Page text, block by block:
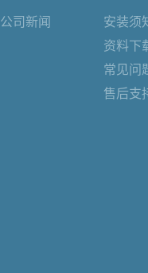
公司新闻
安装须
资料下
常见问
售后支